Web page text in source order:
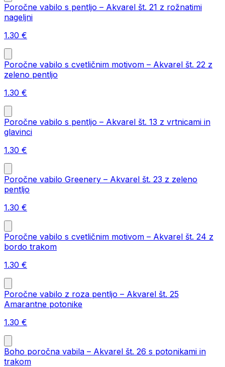
Poročne vabilo s pentljo – Akvarel št. 21 z rožnatimi
nageljni
1.30 €
Poročne vabilo s cvetličnim motivom – Akvarel št. 22 z
zeleno pentljo
1.30 €
Poročne vabilo s pentljo – Akvarel št. 13 z vrtnicami in
glavinci
1.30 €
Poročne vabilo Greenery – Akvarel št. 23 z zeleno
pentljo
1.30 €
Poročne vabilo s cvetličnim motivom – Akvarel št. 24 z
bordo trakom
1.30 €
Poročne vabilo z roza pentljo – Akvarel št. 25
Amarantne potonike
1.30 €
Boho poročna vabila – Akvarel št. 26 s potonikami in
trakom